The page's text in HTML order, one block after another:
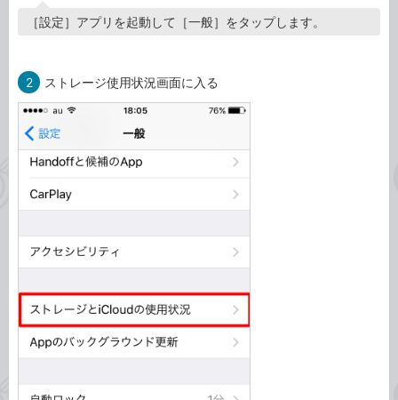
［設定］アプリを起動して［一般］をタップします。
2 ストレージ使用状況画面に入る